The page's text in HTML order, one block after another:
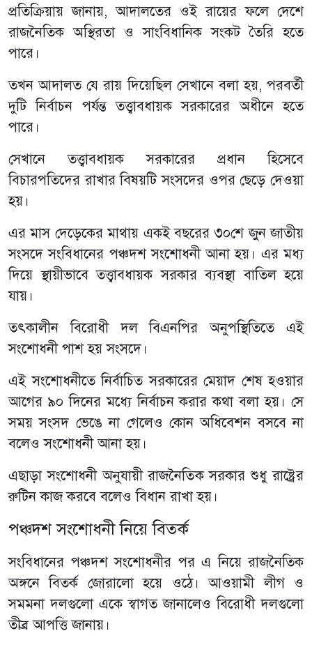
প্রতিক্রিয়ায় জানায়, আদালতের ওই রায়ের ফলে দেশে
রাজনৈতিক অস্থিরতা ও সাংবিধানিক সংকট তৈরি হতে
পারে।
তখন আদালত যে রায় দিয়েছিল সেখানে বলা হয়, পরবর্তী
দুটি নির্বাচন পর্যন্ত তত্ত্বাবধায়ক সরকারের অধীনে হতে
পারে।
সেখানে তত্ত্বাবধায়ক সরকারের প্রধান হিসেবে
বিচারপতিদের রাখার বিষয়টি সংসদের ওপর ছেড়ে দেওয়া
হয়।
এর মাস দেড়েকের মাথায় একই বছরের ৩০শে জুন জাতীয়
সংসদে সংবিধানের পঞ্চদশ সংশোধনী আনা হয়। এর মধ্য
দিয়ে স্থায়ীভাবে তত্ত্বাবধায়ক সরকার ব্যবস্থা বাতিল হয়ে
যায়।
তৎকালীন বিরোধী দল বিএনপির অনুপস্থিতিতে এই
সংশোধনী পাশ হয় সংসদে।
এই সংশোধনীতে নির্বাচিত সরকারের মেয়াদ শেষ হওয়ার
আগের ৯০ দিনের মধ্যে নির্বাচন করার কথা বলা হয়। সে
সময় সংসদ ভেঙে না গেলেও কোন অধিবেশন বসবে না
বলেও সংশোধনী আনা হয়।
এছাড়া সংশোধনী অনুযায়ী রাজনৈতিক সরকার শুধু রাষ্ট্রের
রুটিন কাজ করবে বলেও বিধান রাখা হয়।
পঞ্চদশ সংশোধনী নিয়ে বিতর্ক
সংবিধানের পঞ্চদশ সংশোধনীর পর এ নিয়ে রাজনৈতিক
অঙ্গনে বিতর্ক জোরালো হয়ে ওঠে। আওয়ামী লীগ ও
সমমনা দলগুলো একে স্বাগত জানালেও বিরোধী দলগুলো
তীব্র আপত্তি জানায়।